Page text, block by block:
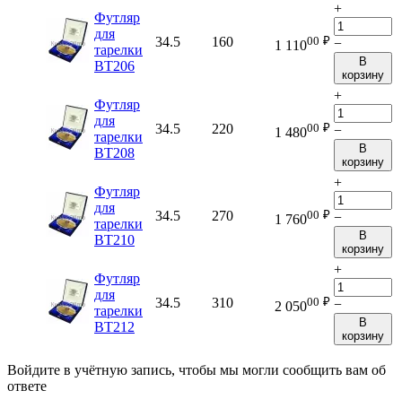
Футляр
для
тарелки
BT206
34.5 160 1 11000 ₽
+
−
В
корзину
Футляр
для
тарелки
BT208
34.5 220 1 48000 ₽
+
−
В
корзину
Футляр
для
тарелки
BT210
34.5 270 1 76000 ₽
+
−
В
корзину
Футляр
для
тарелки
BT212
34.5 310 2 05000 ₽
+
−
В
корзину
Войдите в учётную запись, чтобы мы могли сообщить вам об
ответе